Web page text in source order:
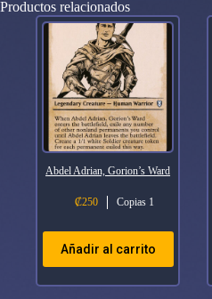
Productos relacionados
Abdel Adrian, Gorion’s Ward
₡250 Copias 1
Añadir al carrito